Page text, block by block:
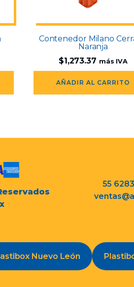
Contenedor Milano
Naranja
$1,273.37 más IVA
AÑADIR AL CARRITO
55
Nuevo León